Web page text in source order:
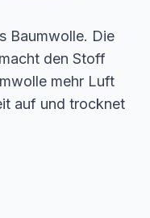
Baumwolle. Die
den Stoff
mehr Luft
auf und trocknet